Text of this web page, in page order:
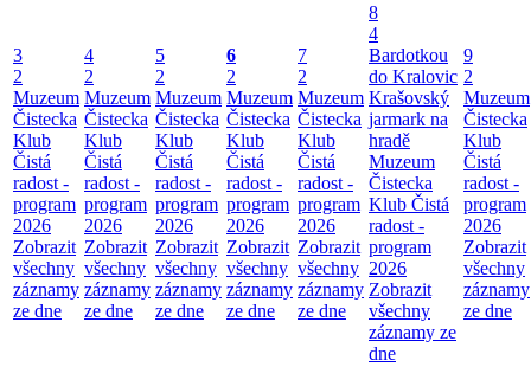
3
2
Muzeum
Čistecka
Klub
Čistá
radost -
program
2026
Zobrazit
všechny
záznamy
ze dne
4
2
Muzeum
Čistecka
Klub
Čistá
radost -
program
2026
Zobrazit
všechny
záznamy
ze dne
5
2
Muzeum
Čistecka
Klub
Čistá
radost -
program
2026
Zobrazit
všechny
záznamy
ze dne
6
2
Muzeum
Čistecka
Klub
Čistá
radost -
program
2026
Zobrazit
všechny
záznamy
ze dne
7
2
Muzeum
Čistecka
Klub
Čistá
radost -
program
2026
Zobrazit
všechny
záznamy
ze dne
8
4
Bardotkou
do Kralovic
Krašovský
jarmark na
hradě
Muzeum
Čistecka
Klub Čistá
radost -
program
2026
Zobrazit
všechny
záznamy ze
dne
9
2
Muzeum
Čistecka
Klub
Čistá
radost -
program
2026
Zobrazit
všechny
záznamy
ze dne